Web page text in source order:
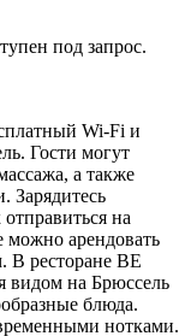
под запрос.
Wi-Fi и
Гости могут
а также
Зарядитесь
на
можно арендовать
В ресторане BE
видом на Брюссель
блюда.
нотками.